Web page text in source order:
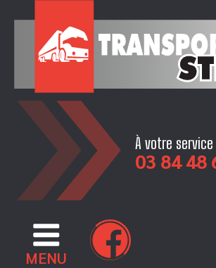
content
À votre service
03 84 48
MENU